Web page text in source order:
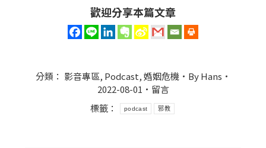
歡迎分享本篇文章
分類： 影音專區, Podcast,婚姻危機 ByHans
2022-08-01
留言
標籤：
podcast 邪教